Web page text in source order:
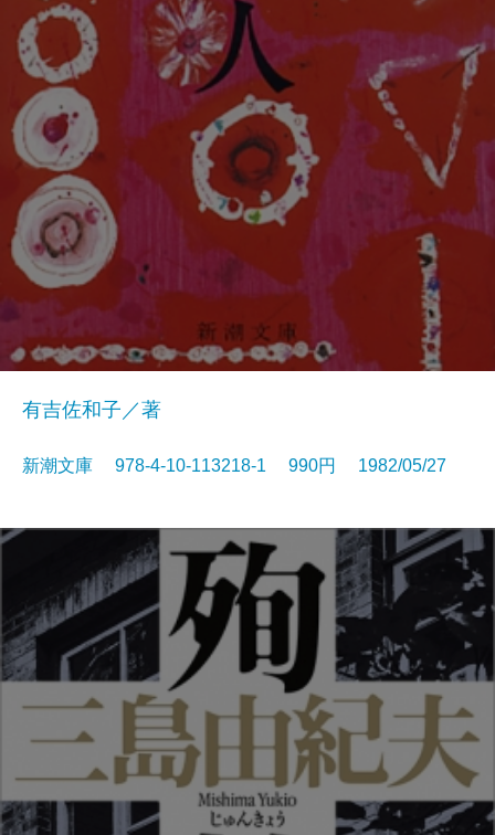
有吉佐和子／著
新潮文庫 978-4-10-113218-1 990円 1982/05/27